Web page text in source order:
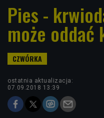
Pies -
może oddać
ostatnia aktualizacja:
07.09.2018 13:39